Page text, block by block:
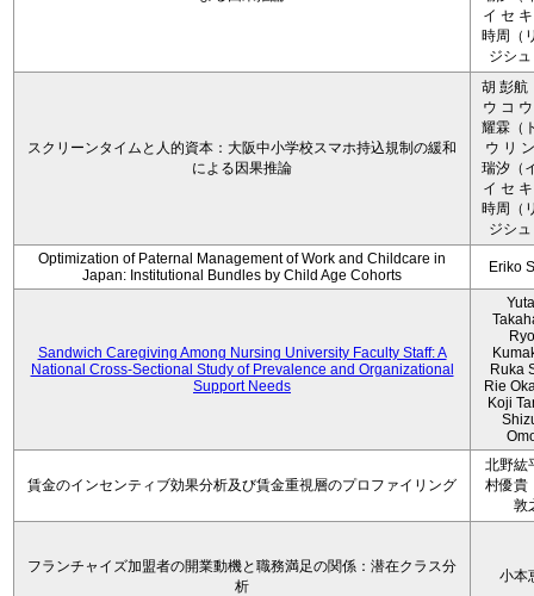
イ セ
時周（
ジシ
スクリーンタイムと人的資本：大阪中小学校スマホ持込規制の緩和
による因果推論
胡 彭航
ウ コ
耀霖（
ウ リ
瑞汐（
イ セ
時周（
ジシ
Optimization of Paternal Management of Work and Childcare in
Japan: Institutional Bundles by Child Age Cohorts
Eriko
Sandwich Caregiving Among Nursing University Faculty Staff: A
National Cross-Sectional Study of Prevalence and Organizational
Support Needs
Ruka
Rie
Koji
賃金のインセンティブ効果分析及び賃金重視層のプロファイリング
北野紘
村優貴
敦
フランチャイズ加盟者の開業動機と職務満足の関係：潜在クラス分
析
小本